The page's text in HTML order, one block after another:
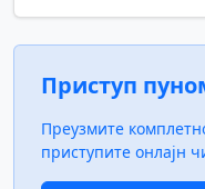
Приступ
Преузмите
приступите онлајн